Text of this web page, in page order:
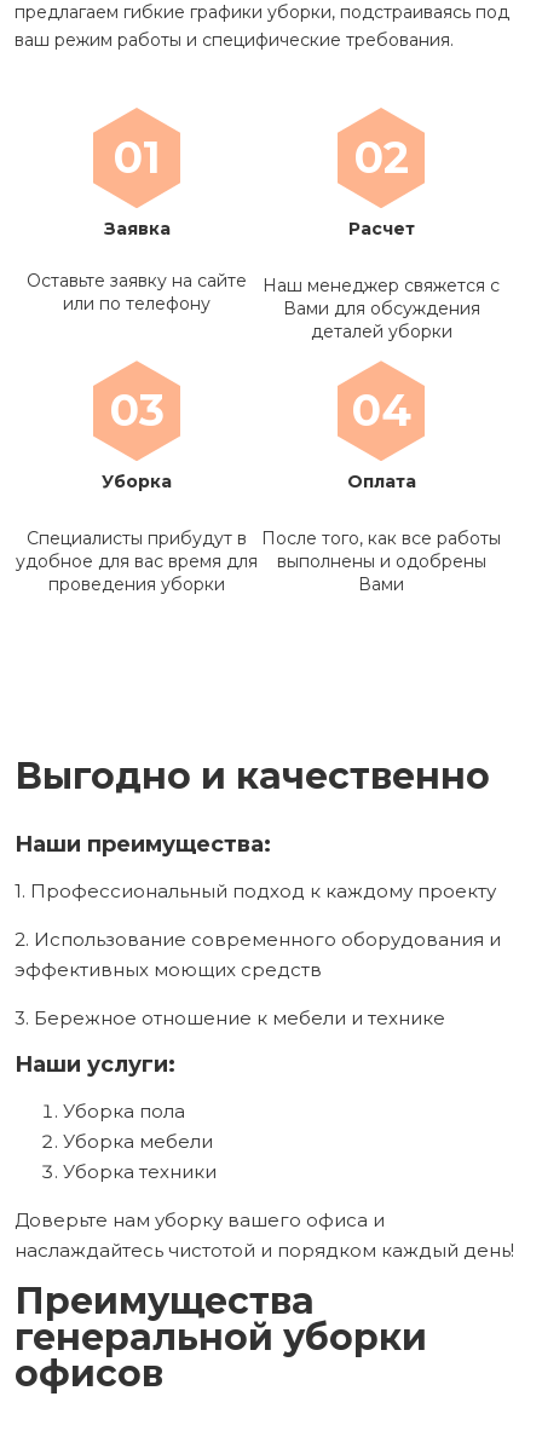
предлагаем гибкие графики уборки, подстраиваясь под
ваш режим работы и специфические требования.
01
Заявка
Оставьте заявку на сайте
или по телефону
02
Расчет
Наш менеджер свяжется с
Вами для обсуждения
деталей уборки
03
Уборка
Специалисты прибудут в
удобное для вас время для
проведения уборки
04
Оплата
После того, как все работы
выполнены и одобрены
Вами
Выгодно и качественно
Наши преимущества:
1. Профессиональный подход к каждому проекту
2. Использование современного оборудования и
эффективных моющих средств
3. Бережное отношение к мебели и технике
Наши услуги:
Уборка пола
Уборка мебели
Уборка техники
Доверьте нам уборку вашего офиса и
наслаждайтесь чистотой и порядком каждый день!
Преимущества
генеральной уборки
офисов